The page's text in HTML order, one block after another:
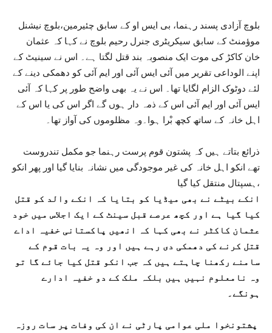
بلوچ آزادی پسند رہنما، بی ایس او کے سابق چئیرمین،بلوچ نیشنل
موؤمنٹ کے سابق سیکریٹری جنرل رحیم بلوچ نے کہا کہ عثمان
خان کاکڑ کی موت ایک منصوبہ بند قتل لگتا ہے۔ اس نے سینیٹ کے
اپنے الوداعی تقریر میں آئی ایس آئی اور ایم آئی کو دھمکی دینے کے
لئے دوٹوک الزام لگایا تھا۔ اس نے یہ بھی واضح طور پر کہا کہ آئی
ایس آئی اور ایم آئی اس کے ذمہ دار ہوں گے اگر اس کی یا اس کے
اہل خانہ کے ساتھ کچھ بْرا ہوا۔وہ مظلوموں کی آواز تھا۔
ذرائع بتاتے ہیں کہ پشتون قوم پرست رہنما جو مکمل تندروست
تھے انکو اہل خانہ کی غیر موجودگی میں نشانہ بنایا گیا اور پھر انکو
ہسپتال منتقل کیا گیا،
انکے بیٹے نے بھی میڈیا کو بتایا کہ انکے والد کو قتل
کیا گیا ہے اور کچھ عرصے قبل سینٹ کے ایک اجلاس میں خود
عثمان کاکٹر نے بھی کہا کہ انھیں پاکستانی خفیہ اداے
قتل کرنے کی دھمکی دی رہے ہیں اور وہ یہ بات قوم کے
سامنے رکھنا چاہتے ہیں کہ جب انکو قتل کیا جائے گا تو
وہ نامعلوم نہیں ہیں بلکہ ملک کے دو خفیہ ادارے
ہونگے۔
پشتونخوا ملی عوامی پارٹی نے ان کی وفات پر سات روزہ